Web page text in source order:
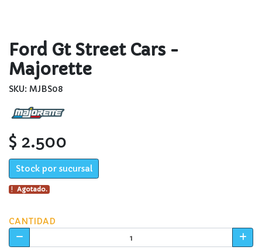
Ford Gt Street Cars -
Majorette
SKU: MJBS08
$ 2.500
Stock por sucursal
Agotado.
CANTIDAD